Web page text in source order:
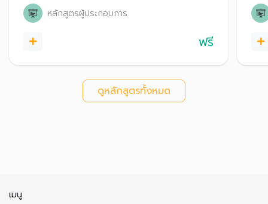
หลักสูตรผู้ประกอบการ
ฟรี
ดูหลักสูตรทั้งหมด
เมนู